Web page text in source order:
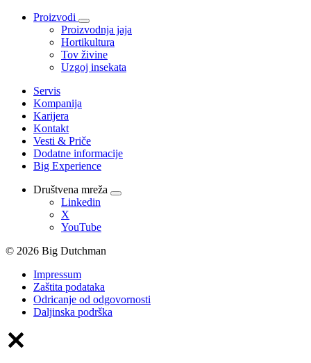
Proizvodi
Proizvodnja jaja
Hortikultura
Tov živine
Uzgoj insekata
Servis
Kompanija
Karijera
Kontakt
Vesti & Priče
Dodatne informacije
Big Experience
Društvena mreža
Linkedin
X
YouTube
© 2026 Big Dutchman
Impressum
Zaštita podataka
Odricanje od odgovornosti
Daljinska podrška